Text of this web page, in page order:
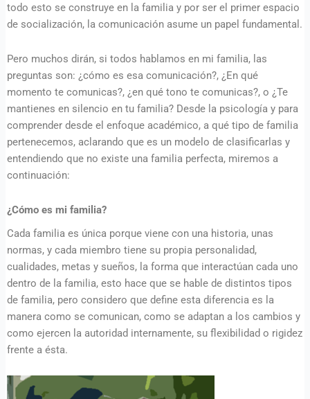
todo esto se construye en la familia y por ser el primer espacio
de socialización, la comunicación asume un papel fundamental.
Pero muchos dirán, si todos hablamos en mi familia, las
preguntas son: ¿cómo es esa comunicación?, ¿En qué
momento te comunicas?, ¿en qué tono te comunicas?, o ¿Te
mantienes en silencio en tu familia? Desde la psicología y para
comprender desde el enfoque académico, a qué tipo de familia
pertenecemos, aclarando que es un modelo de clasificarlas y
entendiendo que no existe una familia perfecta, miremos a
continuación:
¿Cómo es mi familia?
Cada familia es única porque viene con una historia, unas
normas, y cada miembro tiene su propia personalidad,
cualidades, metas y sueños, la forma que interactúan cada uno
dentro de la familia, esto hace que se hable de distintos tipos
de familia, pero considero que define esta diferencia es la
manera como se comunican, como se adaptan a los cambios y
como ejercen la autoridad internamente, su flexibilidad o rigidez
frente a ésta.